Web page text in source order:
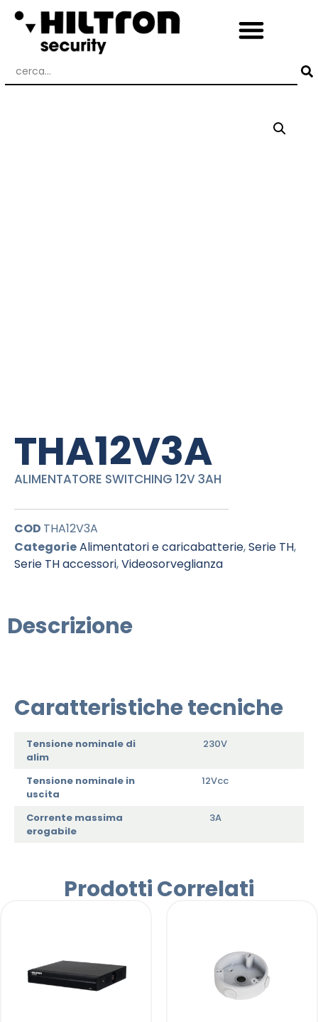
THA12V3A
ALIMENTATORE SWITCHING 12V 3AH
COD THA12V3A
CategorieAlimentatori e caricabatterie,Serie TH,
Serie TH accessori,Videosorveglianza
Descrizione
Caratteristiche tecniche
Tensione nominale di
alim
230V
Tensione nominale in
uscita
12Vcc
Corrente massima
erogabile
3A
Prodotti Correlati